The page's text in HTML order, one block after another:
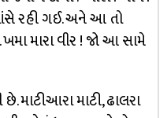
રહી ગઈ. અને આ તો
મારા વીર ! જો આ સામે
છે. માટીઆરા માટી, ઢાલરા